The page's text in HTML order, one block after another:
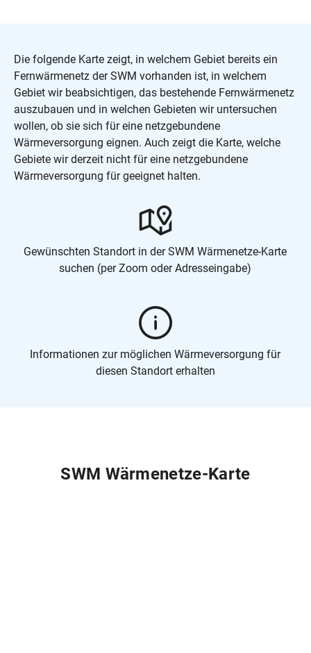
Die folgende Karte zeigt, in welchem Gebiet bereits ein
Fernwärmenetz der SWM vorhanden ist, in welchem
Gebiet wir beabsichtigen, das bestehende Fernwärmenetz
auszubauen und in welchen Gebieten wir untersuchen
wollen, ob sie sich für eine netzgebundene
Wärmeversorgung eignen. Auch zeigt die Karte, welche
Gebiete wir derzeit nicht für eine netzgebundene
Wärmeversorgung für geeignet halten.
Gewünschten Standort in der SWM Wärmenetze-Karte
suchen (per Zoom oder Adresseingabe)
Informationen zur möglichen Wärmeversorgung für
diesen Standort erhalten
SWM Wärmenetze-Karte